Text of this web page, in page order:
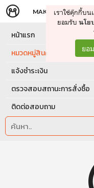
จัดการรถเข็น ดำเนิ
MAKERS STORE
เราใช้คุ๊กกี้บน
ยอมรับ นโย
ยอ
หน้าแรก
หมวดหมู่สินค้า
แจ้งชำระเงิน
ตรวจสอบสถานะการสั่งซื้อ
ติดต่อสอบถาม